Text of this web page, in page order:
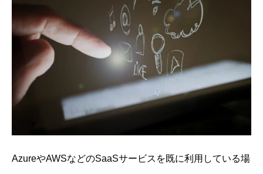
AzureやAWSなどのSaaSサービスを既に利用している場